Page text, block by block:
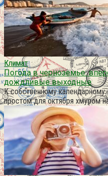
Климат
Погода в черноземье:
дождливые выходные
К собственному календарному
простом для октября хмуром